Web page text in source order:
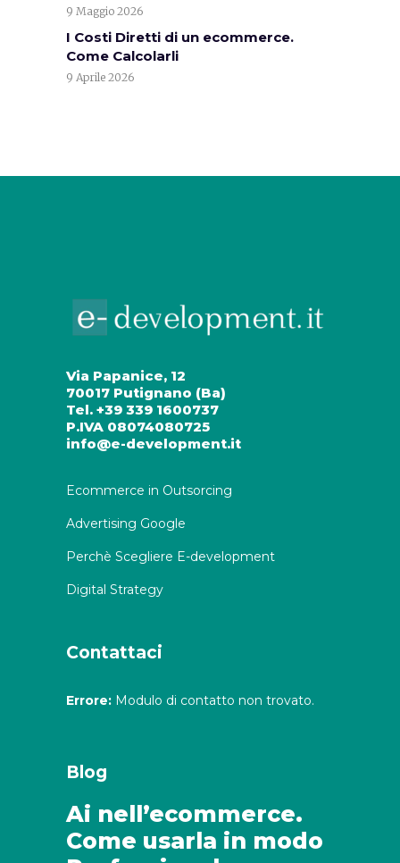
9 Maggio 2026
I Costi Diretti di un ecommerce.
Come Calcolarli
9 Aprile 2026
Via Papanice, 12
70017 Putignano (Ba)
Tel. +39 339 1600737
P.IVA 08074080725
info@e-development.it
Ecommerce in Outsorcing
Advertising Google
Perchè Scegliere E-development
Digital Strategy
Contattaci
Errore: Modulo di contatto non trovato.
Blog
Ai nell’ecommerce.
Come usarla in modo